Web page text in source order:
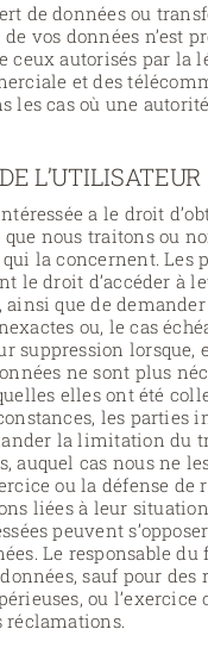
de données ou
vos données n’est
ceux autorisés par la
et des
les cas où une
L’UTILISATEUR
a le droit
nous traitons ou
la concernent. Les
le droit d’accéder à
ainsi que de
ou, le cas
suppression lorsque,
ne sont plus
elles ont été
les parties
la limitation du
auquel cas nous ne
ou la défense de
liées à leur
peuvent
Le responsable du
sauf pour des
ou l’exercice
réclamations.